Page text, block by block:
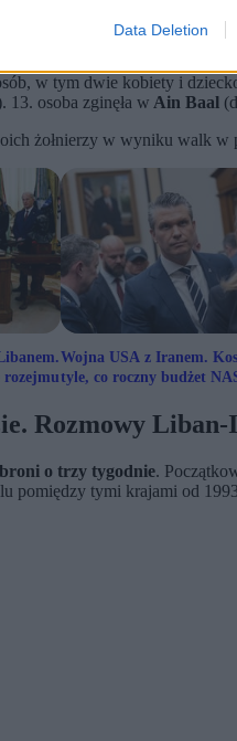
Data Deletion
w tym dwie kobiety i
13. osoba zginęła w Ain Baal
żołnierzy w wyniku walk
rozejmu
Wojna USA z Iranem.
tyle, co roczny budżet
Rozmowy Liban-
o trzy tygodnie.
pomiędzy tymi krajami od